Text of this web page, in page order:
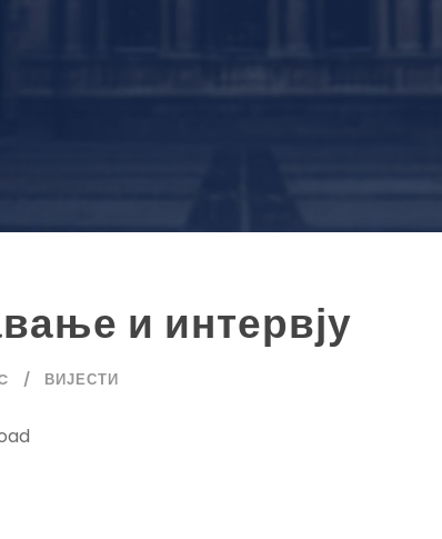
и интервју
ВИЈЕСТИ